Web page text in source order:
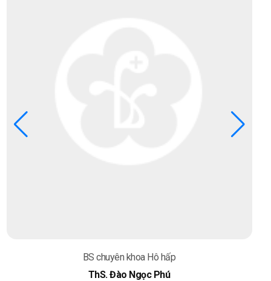
BS chuyên khoa Hô hấp
BSCKII. Đoàn Thị Hằng